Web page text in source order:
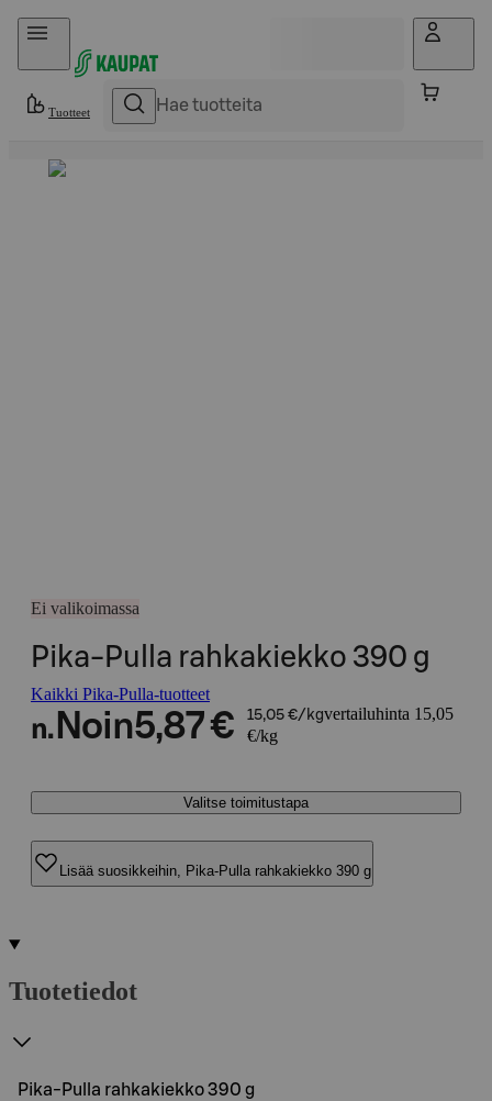
Hyppää sisältöön
Tuotteet
Ei valikoimassa
Pika-Pulla rahkakiekko 390 g
Kaikki Pika-Pulla-tuotteet
n. Noin5,87 € 15,05 €/kgvertailuhinta 15,05
€/kg
Valitse toimitustapa
Lisää suosikkeihin, Pika-Pulla rahkakiekko 390 g
Tuotetiedot
Pika-Pulla rahkakiekko 390 g